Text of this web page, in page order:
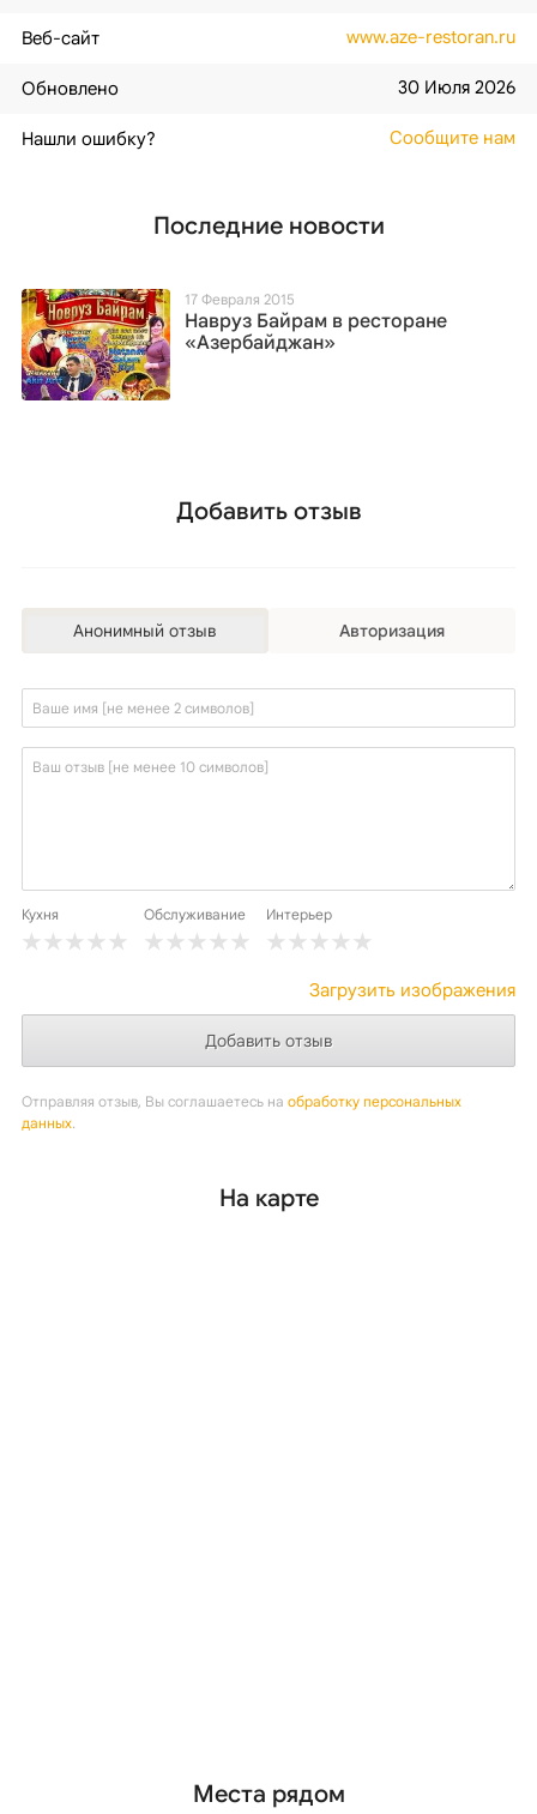
Веб-сайт www.aze-restoran.ru
Обновлено 30 Июля 2026
Нашли ошибку? Сообщите нам
Последние новости
17 Февраля 2015
Навруз Байрам в ресторане
«Азербайджан»
Добавить отзыв
Анонимный отзыв Авторизация
Кухня Обслуживание Интерьер
Загрузить изображения
Отправляя отзыв, Вы соглашаетесь на обработку персональных
данных.
На карте
Места рядом